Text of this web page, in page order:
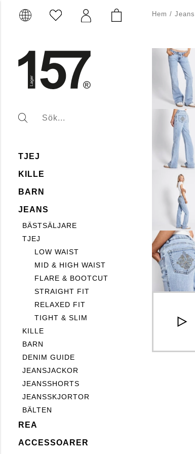
TJEJ
KILLE
BARN
JEANS
BÄSTSÄLJARE
TJEJ
LOW WAIST
MID & HIGH WAIST
FLARE & BOOTCUT
STRAIGHT FIT
RELAXED FIT
TIGHT & SLIM
KILLE
BARN
DENIM GUIDE
JEANSJACKOR
JEANSSHORTS
JEANSSKJORTOR
BÄLTEN
REA
ACCESSOARER
Hem / Jeans